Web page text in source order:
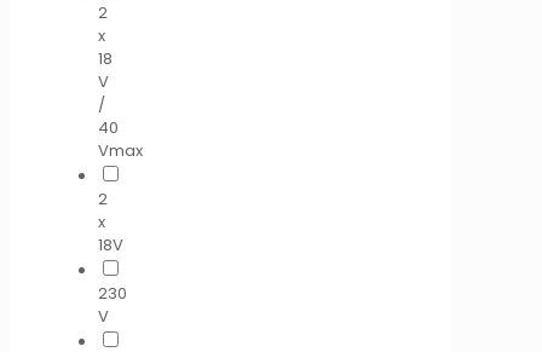
2
x
18
V
/
40
Vmax
2
x
18V
230
V